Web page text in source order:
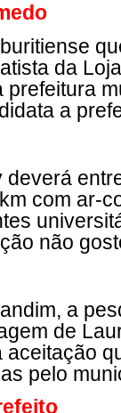
da
prefeitura
a
deverá
com ar-
não
a
de
pelo